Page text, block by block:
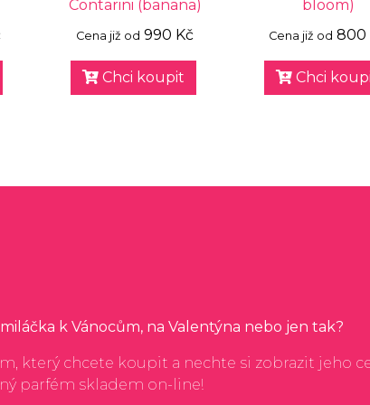
Contarini (banana)
Cena již od 990 Kč
Chci koupit
bloom)
Cena již od 800
Chci
k Vánocům, na Valentýna nebo jen tak?
který chcete koupit a nechte si zobrazit jeho
parfém skladem on-line!